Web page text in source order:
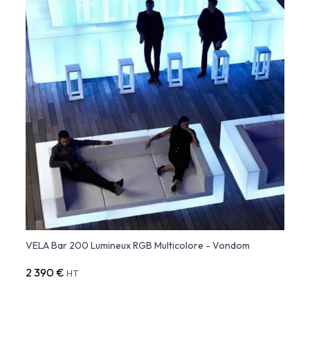
VELA Bar 200 Lumineux RGB Multicolore - Vondom
2 390 € HT